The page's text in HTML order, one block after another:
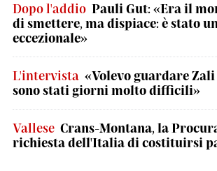
Dopo l'addio Pauli Gut: «Era il
di smettere, ma dispiace: è stato
eccezionale»
L'intervista «Volevo guardare
sono stati giorni molto difficili»
Vallese Crans-Montana, la
richiesta dell'Italia di costituirsi